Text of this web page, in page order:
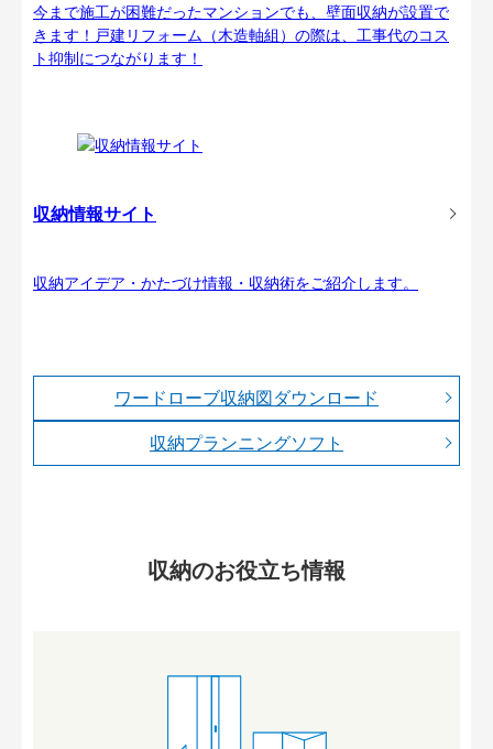
今まで施工が困難だったマンションでも、壁面収納が設置で
きます！戸建リフォーム（木造軸組）の際は、工事代のコス
ト抑制につながります！
収納情報サイト
収納アイデア・かたづけ情報・収納術をご紹介します。
ワードローブ収納図ダウンロード
収納プランニングソフト
収納のお役立ち情報